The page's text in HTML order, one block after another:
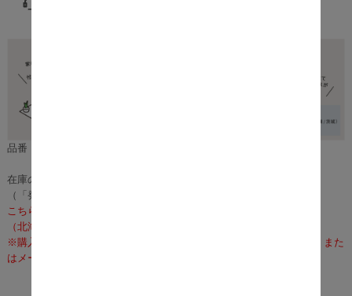
品番：m12059
在庫のある場合は、3～5営業日で発送いたします。
（「発送」であり「お届け」ではございませんのでご注意ください）
こちらの商品の配送料は無料となります。
（北海道・沖縄・離島への配送は、送料別途お見積りとなります）
※購入前に事前確認も可能となりますので、お電話（075-366-3835）また
はメールにて、お気軽にお問合せくださいませ。